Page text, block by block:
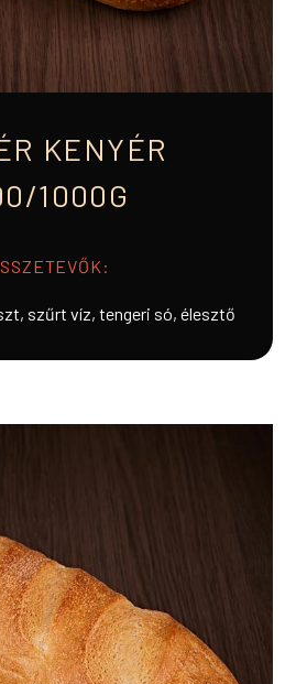
KENYÉR
1000G
szűrt víz, tengeri só, élesztő